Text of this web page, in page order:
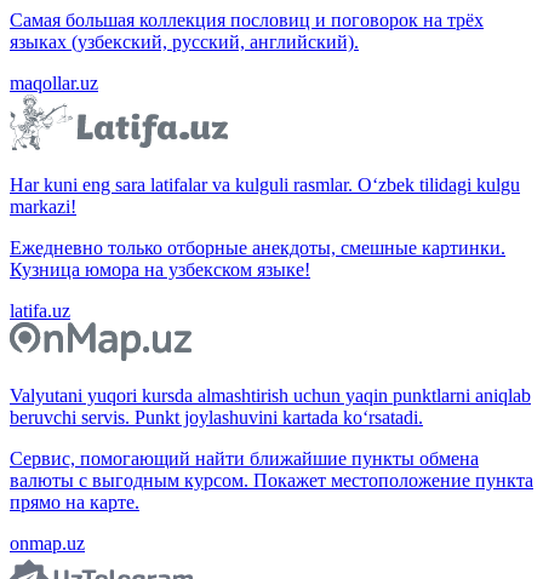
Самая большая коллекция пословиц и поговорок на трёх
языках (узбекский, русский, английский).
maqollar.uz
Har kuni eng sara latifalar va kulguli rasmlar. O‘zbek tilidagi kulgu
markazi!
Ежедневно только отборные анекдоты, смешные картинки.
Кузница юмора на узбекском языке!
latifa.uz
Valyutani yuqori kursda almashtirish uchun yaqin punktlarni aniqlab
beruvchi servis. Punkt joylashuvini kartada ko‘rsatadi.
Сервис, помогающий найти ближайшие пункты обмена
валюты с выгодным курсом. Покажет местоположение пункта
прямо на карте.
onmap.uz